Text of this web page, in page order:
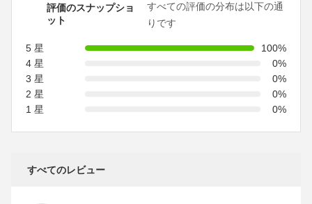
評価のスナップショ
ット
すべての評価の分布は以下の通
りです
5 星
100%
4 星
0%
3 星
0%
2 星
0%
1 星
0%
すべてのレビュー